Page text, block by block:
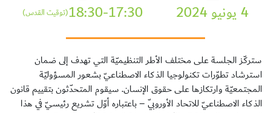
مدربون
سنوات
سابقة
4 يونيو 2024 18:30-17:30(توقيت القدس)
ستركّز الجلسة على مختلف الأطر التنظيميّة التي تهدف إلى ضمان
استرشاد تطوّرات تكنولوجيا الذكاء الاصطناعيّ بشعور المسؤوليّة
المجتمعيّة وارتكازها على حقوق الإنسان. سيقوم المتحدّثون بتقييم قانون
الذكاء الاصطناعيّ للاتحاد الأوروبيّ – باعتباره أوّل تشريع رئيسيّ في هذا